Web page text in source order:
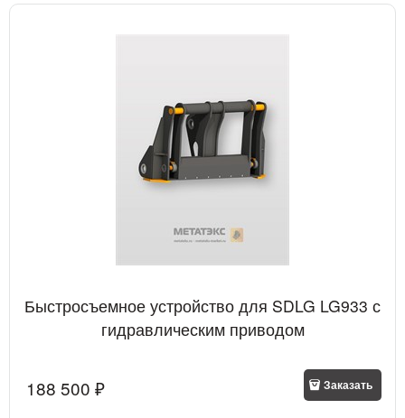
Быстросъемное устройство для SDLG LG933 с
гидравлическим приводом
188 500 ₽ Заказать